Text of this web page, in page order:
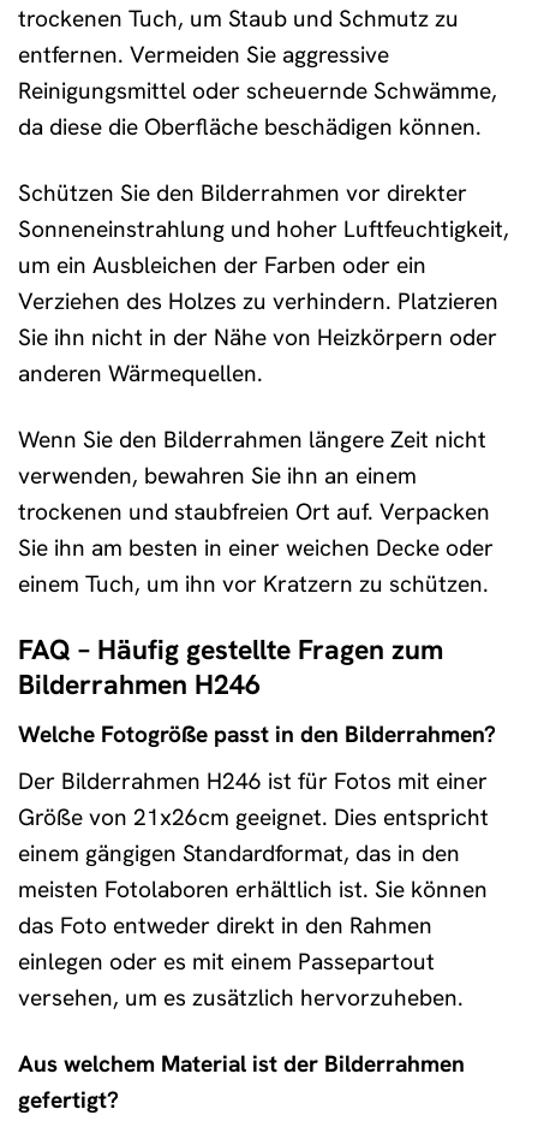
trockenen Tuch, um Staub und Schmutz zu
entfernen. Vermeiden Sie aggressive
Reinigungsmittel oder scheuernde Schwämme,
da diese die Oberfläche beschädigen können.
Schützen Sie den Bilderrahmen vor direkter
Sonneneinstrahlung und hoher Luftfeuchtigkeit,
um ein Ausbleichen der Farben oder ein
Verziehen des Holzes zu verhindern. Platzieren
Sie ihn nicht in der Nähe von Heizkörpern oder
anderen Wärmequellen.
Wenn Sie den Bilderrahmen längere Zeit nicht
verwenden, bewahren Sie ihn an einem
trockenen und staubfreien Ort auf. Verpacken
Sie ihn am besten in einer weichen Decke oder
einem Tuch, um ihn vor Kratzern zu schützen.
FAQ – Häufig gestellte Fragen zum
Bilderrahmen H246
Welche Fotogröße passt in den Bilderrahmen?
Der Bilderrahmen H246 ist für Fotos mit einer
Größe von 21x26cm geeignet. Dies entspricht
einem gängigen Standardformat, das in den
meisten Fotolaboren erhältlich ist. Sie können
das Foto entweder direkt in den Rahmen
einlegen oder es mit einem Passepartout
versehen, um es zusätzlich hervorzuheben.
Aus welchem Material ist der Bilderrahmen
gefertigt?